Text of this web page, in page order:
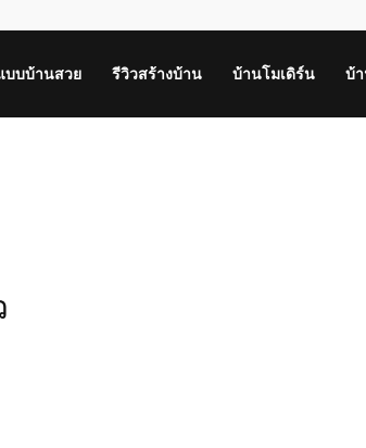
บบบ้านสวย รีวิวสร้างบ้าน บ้านโมเดิร์น บ้